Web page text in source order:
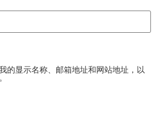
的显示名称、邮箱地址和网站地址，以